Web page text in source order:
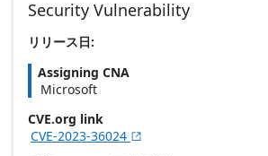
Security Vulnerability
リリース日:
Assigning CNA
Microsoft
CVE.org link
CVE-2023-36024 